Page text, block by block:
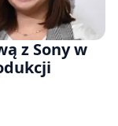
z Sony w